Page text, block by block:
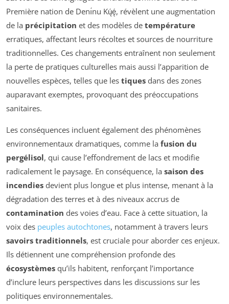
Première nation de Denı́nu Kų́ę́, révèlent une augmentation
de la précipitation et des modèles de température
erratiques, affectant leurs récoltes et sources de nourriture
traditionnelles. Ces changements entraînent non seulement
la perte de pratiques culturelles mais aussi l’apparition de
nouvelles espèces, telles que les tiques dans des zones
auparavant exemptes, provoquant des préoccupations
sanitaires.
Les conséquences incluent également des phénomènes
environnementaux dramatiques, comme la fusion du
pergélisol, qui cause l’effondrement de lacs et modifie
radicalement le paysage. En conséquence, la saison des
incendies devient plus longue et plus intense, menant à la
dégradation des terres et à des niveaux accrus de
contamination des voies d’eau. Face à cette situation, la
voix des peuples autochtones, notamment à travers leurs
savoirs traditionnels, est cruciale pour aborder ces enjeux.
Ils détiennent une compréhension profonde des
écosystèmes qu’ils habitent, renforçant l’importance
d’inclure leurs perspectives dans les discussions sur les
politiques environnementales.